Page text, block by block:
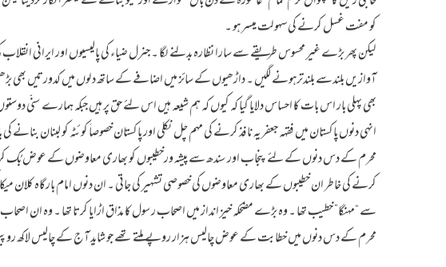
کو مفت غسل کرنے کی سہولت میسر ہو ۔
لیکن پھر بڑے غیر محسوس طریقے سے سارا نظارہ بدلنے لگا ۔ جنرل ضیاء کی پالیسیوں اور ایرانی انقلاب
آوازیں بلندسے بلندترہونے لگیں ۔ داڑھیوں کے سائز میں اضافے کے ساتھ دلوں میں کدورتیں بھی
بھی پہلی بار اس بات کا احساس دلایا گیا کہ کیوں کہ ہم شیعہ ہیں اس لئے حق پر ہیں جبکہ ہمارے
انہی دنوں پاکستان میں فقہہ جعفریہ نافذ کرنے کی مہم چل نکلی اور پاکستان خصوصاَ کوئٹہ کو لبنان
محرم کے دس دنوں کے لئے پنجاب اور سندھ سے پیشہ ورخطیبوں کو بھاری معاوضوں کے عوض بُک
کرنے کی خاطر ان خطیبوں کے بھاری معاوضوں کی خصوصی تشہیر کی جاتی ۔ ان دنوں امام بارگاہ کلان
سے “مہنگا” خطیب تھا ۔ وہ بڑے مضحکہ خیز انداز میں اصحاب رسول کا مذاق اڑایا کرتا تھا ۔ وہ ان
محرم کے دس دنوں میں خطابت کے عوض چالیس ہزار روپے ملتے تھے جو شاید آج کے چالیس لاکھ